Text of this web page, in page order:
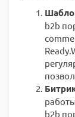
b2b
b2b